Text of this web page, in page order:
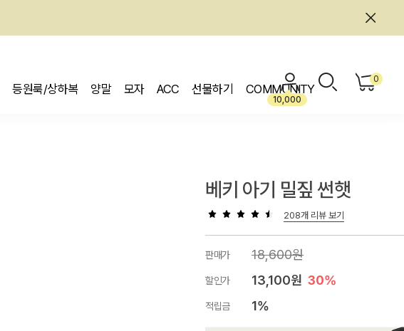
등원룩/상하복 양말 모자 ACC 선물하기 COMMUNITY
10,000
0
베키 아기 밀짚 썬햇
208개 리뷰 보기
판매가 18,600원
할인가 13,100원 30%
적립금 1%